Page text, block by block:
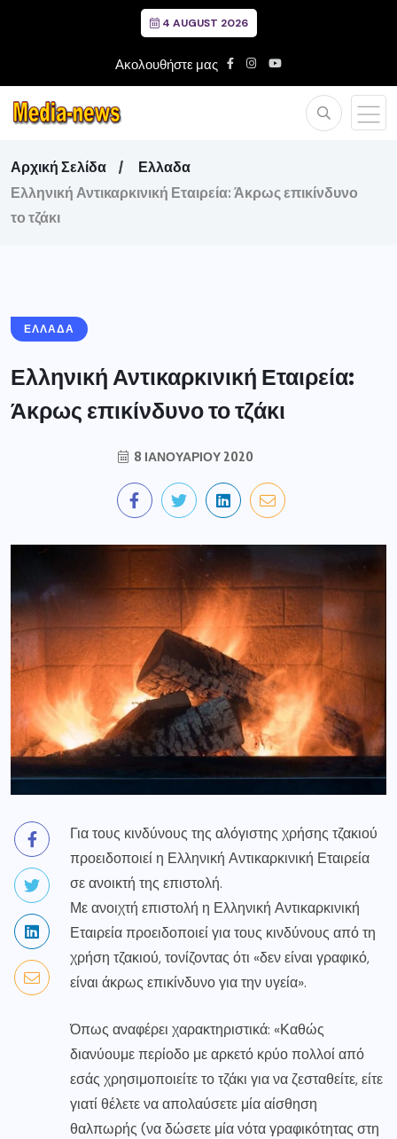
4 AUGUST 2026
Ακολουθήστε μας
Αρχική Σελίδα
Ελλαδα
Ελληνική Αντικαρκινική Εταιρεία: Άκρως επικίνδυνο
το τζάκι
ΕΛΛΑΔΑ
Ελληνική Αντικαρκινική Εταιρεία:
Άκρως επικίνδυνο το τζάκι
8 ΙΑΝΟΥΑΡΊΟΥ 2020
Για τους κινδύνους της αλόγιστης χρήσης τζακιού
προειδοποιεί η Ελληνική Αντικαρκινική Εταιρεία
σε ανοικτή της επιστολή.
Με ανοιχτή επιστολή η Ελληνική Αντικαρκινική
Εταιρεία προειδοποιεί για τους κινδύνους από τη
χρήση τζακιού, τονίζοντας ότι «δεν είναι γραφικό,
είναι άκρως επικίνδυνο για την υγεία».
Όπως αναφέρει χαρακτηριστικά: «Καθώς
διανύουμε περίοδο με αρκετό κρύο πολλοί από
εσάς χρησιμοποιείτε το τζάκι για να ζεσταθείτε, είτε
γιατί θέλετε να απολαύσετε μία αίσθηση
θαλπωρής (να δώσετε μία νότα γραφικότητας στη